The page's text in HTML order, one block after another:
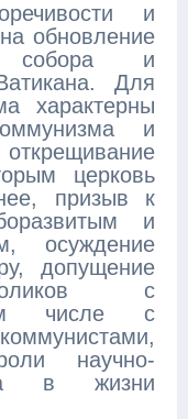
и
обновление
собора и
Для
характерны
и
церковь
призыв к
и
осуждение
допущение
с
числе с
научно-
в жизни